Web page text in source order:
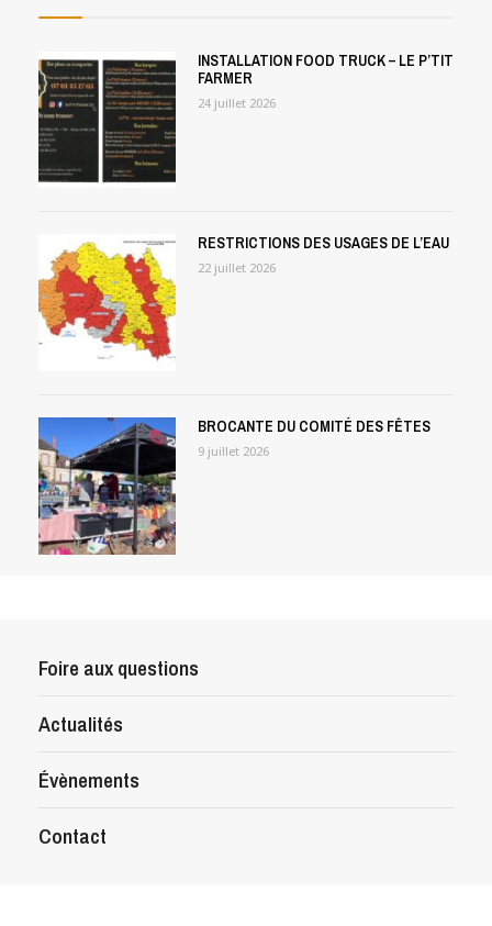
INSTALLATION FOOD TRUCK – LE P’TIT
FARMER
24 juillet 2026
RESTRICTIONS DES USAGES DE L’EAU
22 juillet 2026
BROCANTE DU COMITÉ DES FÊTES
9 juillet 2026
Foire aux questions
Actualités
Évènements
Contact